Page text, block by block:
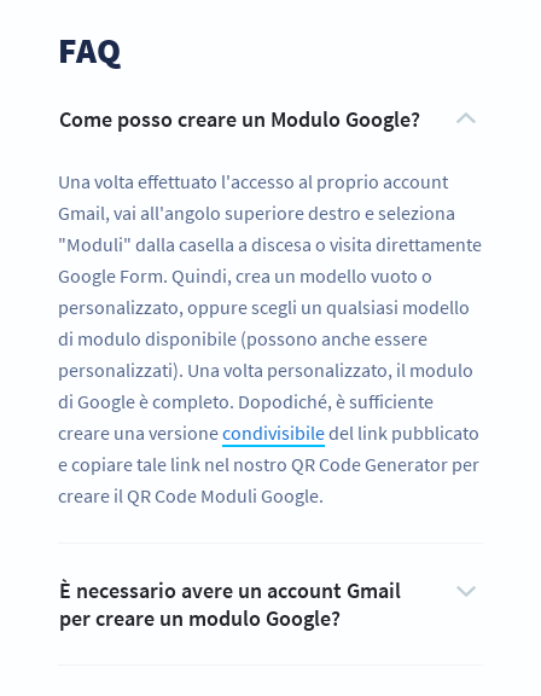
FAQ
Come posso creare un Modulo Google?
Una volta effettuato l'accesso al proprio account
Gmail, vai all'angolo superiore destro e seleziona
"Moduli" dalla casella a discesa o visita direttamente
Google Form. Quindi, crea un modello vuoto o
personalizzato, oppure scegli un qualsiasi modello
di modulo disponibile (possono anche essere
personalizzati). Una volta personalizzato, il modulo
di Google è completo. Dopodiché, è sufficiente
creare una versionecondivisibiledel link pubblicato
e copiare tale link nel nostro QR Code Generator per
creare il QR Code Moduli Google.
È necessario avere un account Gmail
per creare un modulo Google?